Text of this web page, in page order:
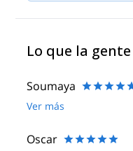
Lo que la
Soumaya
Ver más
Oscar